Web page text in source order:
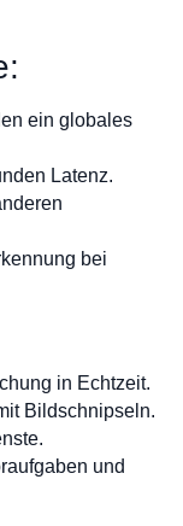
ein globales
Latenz.
bei
in Echtzeit.
Bildschnipseln.
und